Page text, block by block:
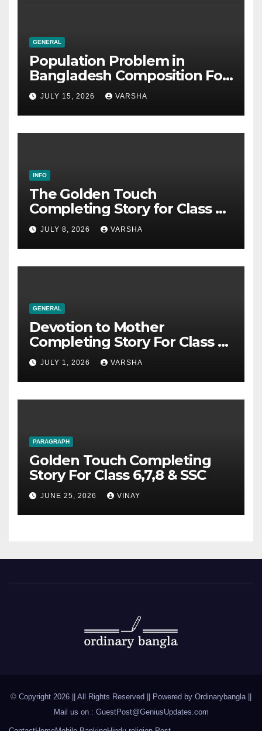
GENERAL
Population Problem in
Bangladesh Composition For
SSC & HSC
JULY 15, 2026 VARSHA
INFO
The Golden Touch
Completing Story for Class 5,
6, 7, 8, SSC & HSC
JULY 8, 2026 VARSHA
GENERAL
Devotion to Mother
Completing Story For Class 6,
7, 8, 9, SSC
JULY 1, 2026 VARSHA
PARAGRAPH
Golden Touch Completing
Story For Class 6,7,8 & SSC
JUNE 25, 2026 VINAY
© Copyright 2026 || All Rights Reserved || Powered by Ordinarybangla||
Mail us on : GuestPost@GeniusUpdates.com